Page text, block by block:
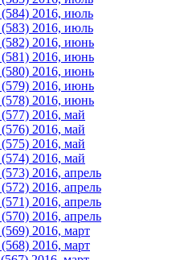
2016, июль
2016, июль
2016, июнь
2016, июнь
2016, июнь
2016, июнь
2016, июнь
2016, май
2016, май
2016, май
2016, май
2016, апрель
2016, апрель
2016, апрель
2016, апрель
2016, март
2016, март